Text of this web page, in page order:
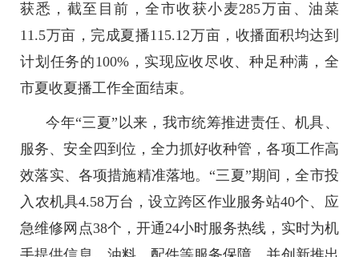
获悉，截至目前，全市收获小麦285万亩、油菜
11.5万亩，完成夏播115.12万亩，收播面积均达到
计划任务的100%，实现应收尽收、种足种满，全
市夏收夏播工作全面结束。
今年“三夏”以来，我市统筹推进责任、机具、
服务、安全四到位，全力抓好收种管，各项工作高
效落实、各项措施精准落地。“三夏”期间，全市投
入农机具4.58万台，设立跨区作业服务站40个、应
急维修网点38个，开通24小时服务热线，实时为机